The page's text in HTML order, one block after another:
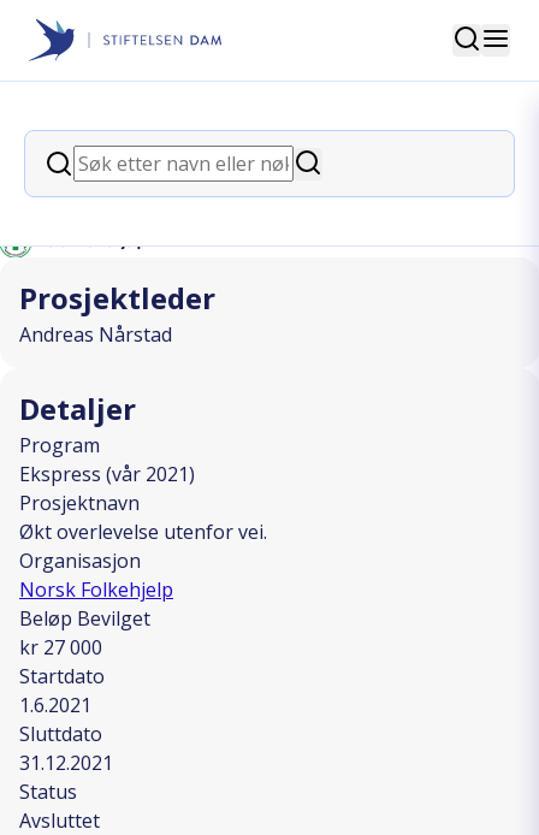
Stiftelsen Dam
Søk
Søk
Søk
back
Økt overlevelse utenfor vei.
Prosjektleder
Andreas Nårstad
Detaljer
Program
Ekspress (vår 2021)
Prosjektnavn
Økt overlevelse utenfor vei.
Organisasjon
Norsk Folkehjelp
Beløp Bevilget
kr 27 000
Startdato
1.6.2021
Sluttdato
31.12.2021
Status
Avsluttet